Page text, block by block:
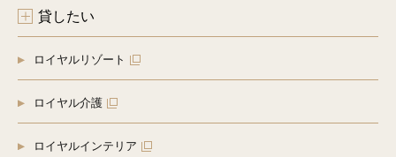
貸したい
ロイヤルリゾート
ロイヤル介護
ロイヤルインテリア